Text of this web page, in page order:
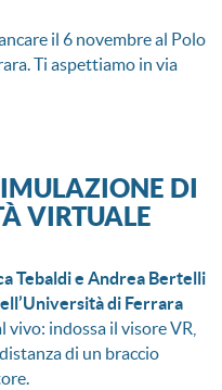
il 6 novembre al Polo
Ti aspettiamo in via
DI
VIRTUALE
Tebaldi e Andrea Bertelli
di Ferrara
indossa il visore VR,
di un braccio